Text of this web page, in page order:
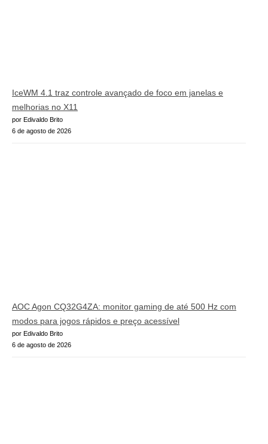
IceWM 4.1 traz controle avançado de foco em janelas e
melhorias no X11
por Edivaldo Brito
6 de agosto de 2026
AOC Agon CQ32G4ZA: monitor gaming de até 500 Hz com
modos para jogos rápidos e preço acessível
por Edivaldo Brito
6 de agosto de 2026